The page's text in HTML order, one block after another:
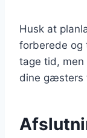
Husk at
forberede og
tage tid,
dine gæsters